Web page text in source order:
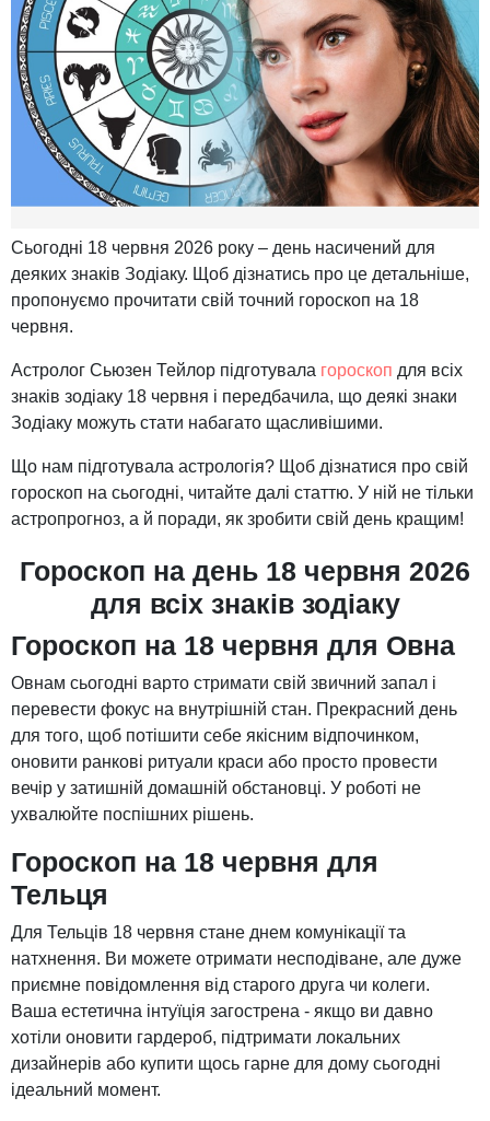
Сьогодні 18 червня 2026 року – день насичений для
деяких знаків Зодіаку. Щоб дізнатись про це детальніше,
пропонуємо прочитати свій точний гороскоп на 18
червня.
Астролог Сьюзен Тейлор підготувала гороскоп для всіх
знаків зодіаку 18 червня і передбачила, що деякі знаки
Зодіаку можуть стати набагато щасливішими.
Що нам підготувала астрологія? Щоб дізнатися про свій
гороскоп на сьогодні, читайте далі статтю. У ній не тільки
астропрогноз, а й поради, як зробити свій день кращим!
Гороскоп на день 18 червня 2026
для всіх знаків зодіаку
Гороскоп на 18 червня для Овна
Овнам сьогодні варто стримати свій звичний запал і
перевести фокус на внутрішній стан. Прекрасний день
для того, щоб потішити себе якісним відпочинком,
оновити ранкові ритуали краси або просто провести
вечір у затишній домашній обстановці. У роботі не
ухвалюйте поспішних рішень.
Гороскоп на 18 червня для
Тельця
Для Тельців 18 червня стане днем ​​комунікації та
натхнення. Ви можете отримати несподіване, але дуже
приємне повідомлення від старого друга чи колеги.
Ваша естетична інтуїція загострена - якщо ви давно
хотіли оновити гардероб, підтримати локальних
дизайнерів або купити щось гарне для дому сьогодні
ідеальний момент.